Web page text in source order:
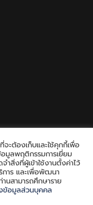
all rights reserved
ะต้องเก็บและใช้คุกกี้เพื่อ
อมูลพฤติกรรมการเยี่ยม
ำสิ่งที่ผู้เข้าใช้งานตั้งค่าไว้
การ และเพื่อพัฒนา
นสามารถศึกษาราย
ข้อมูลส่วนบุคคล